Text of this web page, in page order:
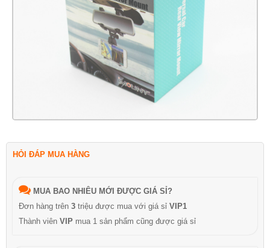
HỎI ĐÁP MUA HÀNG
MUA BAO NHIÊU MỚI ĐƯỢC GIÁ SỈ?
Đơn hàng trên 3 triệu được mua với giá sỉ VIP1
Thành viên VIP mua 1 sản phẩm cũng được giá sỉ